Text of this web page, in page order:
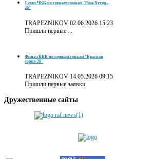
1 этап ЧКК по горным гонкам "Роза Хутор -
26"
TRAPEZNIKOV 02.06.2026 15:23
Пришли первые ...
Финал ККК по горным гонкам "Красная
горка-26"
TRAPEZNIKOV 14.05.2026 09:15
Пришли первые заявки
Дружественные сайты